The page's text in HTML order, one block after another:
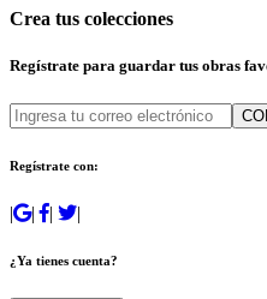
Crea tus colecciones
Regístrate para guardar tus obras
Regístrate con:
| | | |
¿Ya tienes cuenta?